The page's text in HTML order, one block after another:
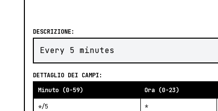
DESCRIZIONE:
Every 5 minutes
DETTAGLIO DEI CAMPI:
Minuto (0-59)
Ora (0-23)
*/5 *